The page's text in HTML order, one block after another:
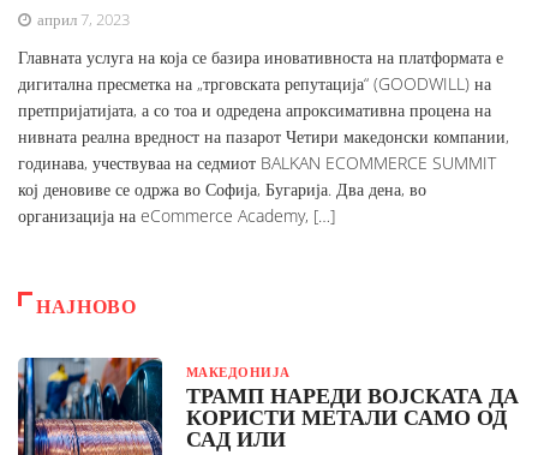
април 7, 2023
Главната услуга на која се базира иновативноста на платформата е
дигитална пресметка на „трговската репутација“ (GOODWILL) на
претпријатијата, а со тоа и одредена апроксимативна процена на
нивната реална вредност на пазарот Четири македонски компании,
годинава, учествуваа на седмиот BALKAN ECOMMERCE SUMMIT
кој деновиве се одржа во Софија, Бугарија. Два дена, во
организација на eCommerce Academy, […]
НАЈНОВО
МАКЕДОНИЈА
ТРАМП НАРЕДИ ВОЈСКАТА ДА
КОРИСТИ МЕТАЛИ САМО ОД
САД ИЛИ